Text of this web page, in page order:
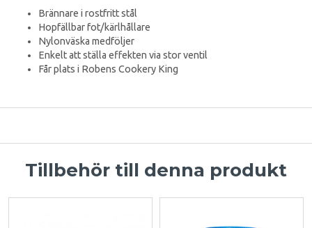
Brännare i rostfritt stål
Hopfällbar fot/kärlhållare
Nylonväska medföljer
Enkelt att ställa effekten via stor ventil
Får plats i Robens Cookery King
Tillbehör till denna produkt